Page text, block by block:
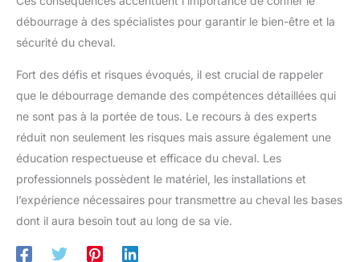
débourrage à des spécialistes pour garantir le bien-être et la
sécurité du cheval.
Fort des défis et risques évoqués, il est crucial de rappeler
que le débourrage demande des compétences détaillées qui
ne sont pas à la portée de tous. Le recours à des experts
réduit non seulement les risques mais assure également une
éducation respectueuse et efficace du cheval. Les
professionnels possèdent le matériel, les installations et
l’expérience nécessaires pour transmettre au cheval les bases
dont il aura besoin tout au long de sa vie.